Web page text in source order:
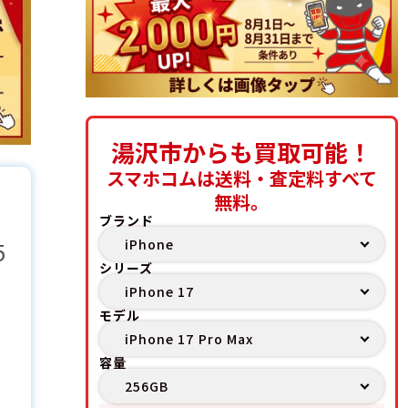
湯沢市からも買取可能！
スマホコムは送料・査定料すべて
無料。
ブランド
シリーズ
モデル
容量